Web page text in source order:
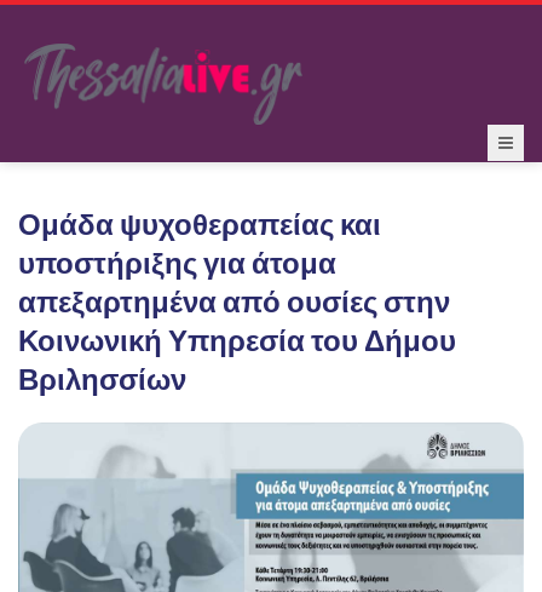
Ομάδα ψυχοθεραπείας και
υποστήριξης για άτομα
απεξαρτημένα από ουσίες στην
Κοινωνική Υπηρεσία του Δήμου
Βριλησσίων